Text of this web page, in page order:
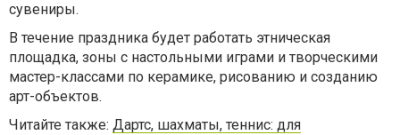
сувениры.
В течение праздника будет работать этническая
площадка, зоны с настольными играми и творческими
мастер-классами по керамике, рисованию и созданию
арт-объектов.
Читайте также: Дартс, шахматы, теннис: для